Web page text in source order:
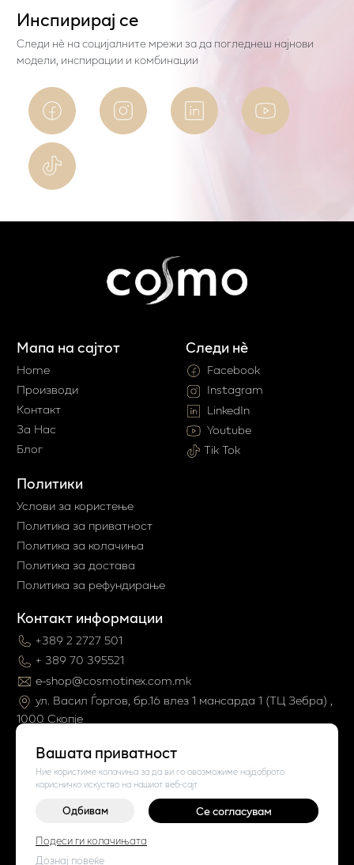
Вашата приватност
Ние користиме колачиња за да ви го овозможиме најдоброто
корисничко искуство на нашиот веб-сајт
Одбивам Се согласувам
Подеси ги колачињата
Дознај повеќе
Инспирирај се
Следи нѐ на социјалните мрежи за да погледнеш најнови
модели, инспирации и комбинации
Мапа на сајтот
Home
Производи
Контакт
За Нас
Блог
Политики
Услови за користење
Политика за приватност
Политика за колачиња
Политика за достава
Политика за рефундирање
Контакт информации
+389 2 2727 501
+ 389 70 395521
e-shop@cosmotinex.com.mk
ул. Васил Ѓоргов, бр.16 влез 1 мaнсарда 1 (ТЦ Зебра) ,
1000 Скопје
Следи нè
Facebook
Instagram
LinkedIn
Youtube
Tik Tok
©2026Vendor x
Поставки за колачиња